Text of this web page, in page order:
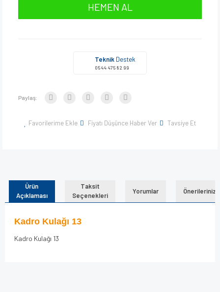
HEMEN AL
Teknik Destek
0544 475 82 99
Paylaş:
Favorilerime Ekle Fiyatı Düşünce Haber Ver Tavsiye Et
Ürün
Açıklaması
Taksit
Seçenekleri
Yorumlar Önerileriniz
Kadro Kulağı 13
Kadro Kulağı 13